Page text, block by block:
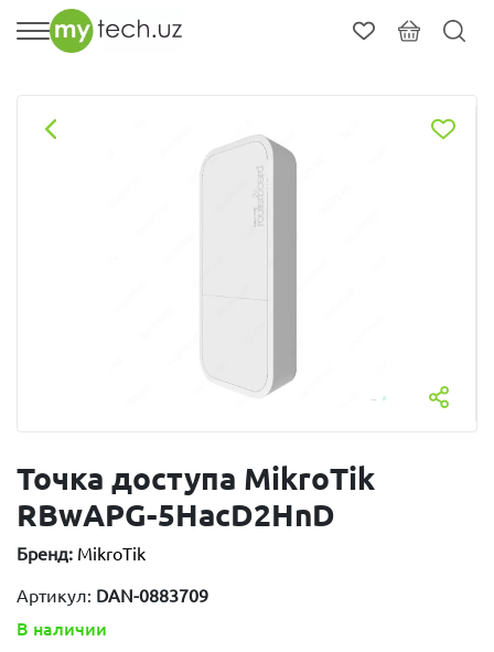
Точка доступа MikroTik
RBwAPG-5HacD2HnD
Бренд: MikroTik
Артикул: DAN-0883709
В наличии